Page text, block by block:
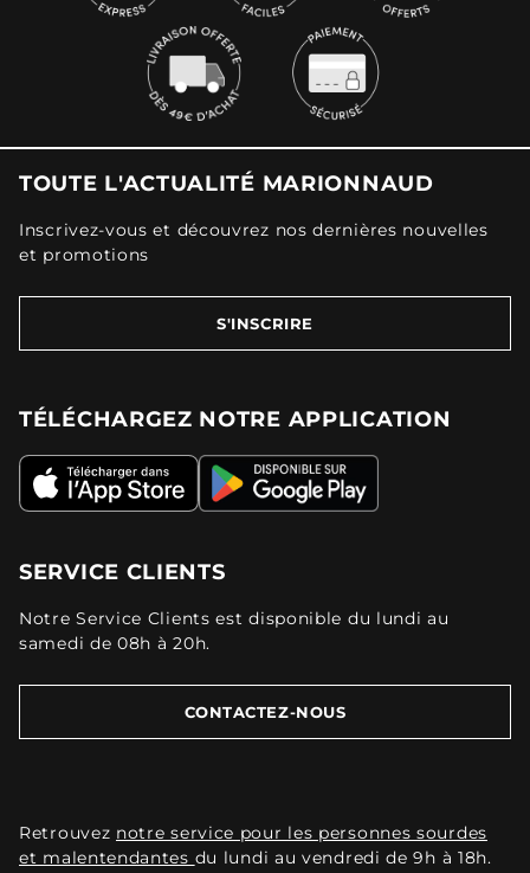
TOUTE L'ACTUALITÉ MARIONNAUD
Inscrivez-vous et découvrez nos dernières nouvelles
et promotions
S'INSCRIRE
TÉLÉCHARGEZ NOTRE APPLICATION
SERVICE CLIENTS
Notre Service Clients est disponible du lundi au
samedi de 08h à 20h.
CONTACTEZ-NOUS
Retrouvez notre service pour les personnes sourdes
et malentendantes du lundi au vendredi de 9h à 18h.